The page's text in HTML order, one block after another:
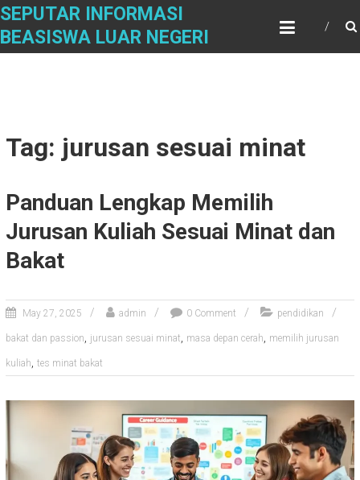
Skip
content
SEPUTAR INFORMASI
BEASISWA LUAR NEGERI
Tag: jurusan sesuai minat
Panduan Lengkap Memilih
Jurusan Kuliah Sesuai Minat dan
Bakat
May 27, 2025 admin 0 Comment pendidikan
bakat dan passion, jurusan sesuai minat, masa depan cerah, memilih jurusan
kuliah, tes minat bakat